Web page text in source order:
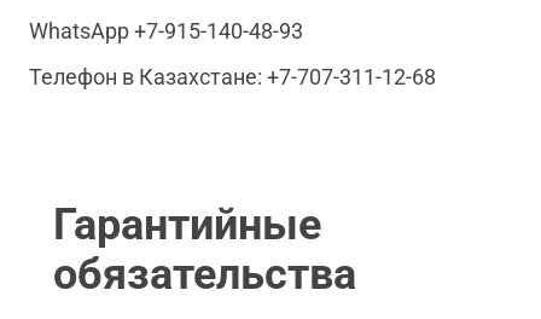
WhatsApp +7-915-140-48-93
Телефон в Казахстане: +7-707-311-12-68
Гарантийные
обязательства